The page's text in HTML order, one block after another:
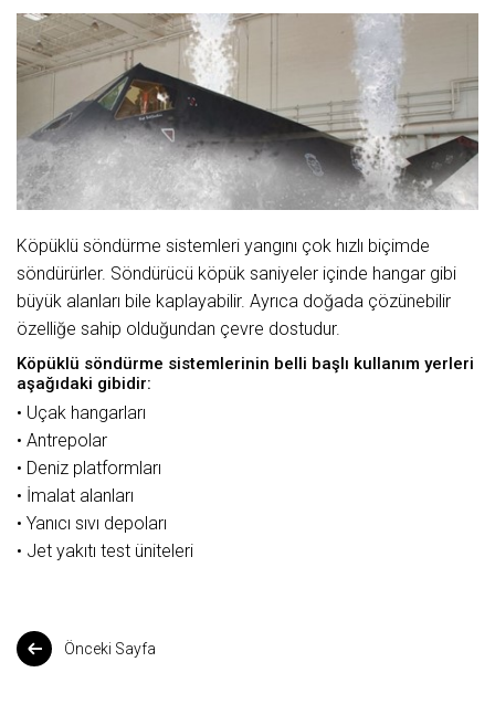
Köpüklü söndürme sistemleri yangını çok hızlı biçimde
söndürürler. Söndürücü köpük saniyeler içinde hangar gibi
büyük alanları bile kaplayabilir. Ayrıca doğada çözünebilir
özelliğe sahip olduğundan çevre dostudur.
Köpüklü söndürme sistemlerinin belli başlı kullanım yerleri
aşağıdaki gibidir:
• Uçak hangarları
• Antrepolar
• Deniz platformları
• İmalat alanları
• Yanıcı sıvı depoları
• Jet yakıtı test üniteleri
Önceki Sayfa